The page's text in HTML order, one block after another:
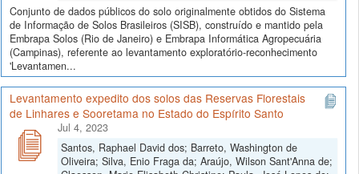
Conjunto de dados públicos do solo originalmente obtidos do Sistema
de Informação de Solos Brasileiros (SISB), construído e mantido pela
Embrapa Solos (Rio de Janeiro) e Embrapa Informática Agropecuária
(Campinas), referente ao levantamento exploratório-reconhecimento
'Levantamen...
Levantamento expedito dos solos das Reservas Florestais
de Linhares e Sooretama no Estado do Espírito Santo
Jul 4, 2023
Santos, Raphael David dos; Barreto, Washington de
Oliveira; Silva, Enio Fraga da; Araújo, Wilson Sant'Anna de;